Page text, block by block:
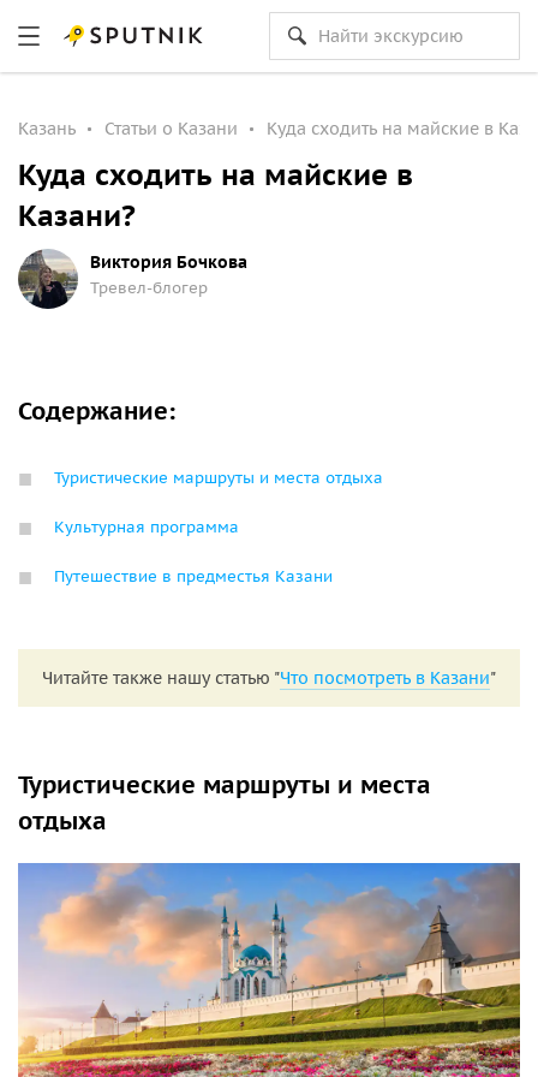
Казань Статьи о Казани Куда сходить на майские в
Куда сходить на майские в
Казани?
Виктория Бочкова
Тревел-блогер
Содержание:
Туристические маршруты и места отдыха
Культурная программа
Путешествие в предместья Казани
Читайте также нашу статью "Что посмотреть в Казани"
Туристические маршруты и места
отдыха